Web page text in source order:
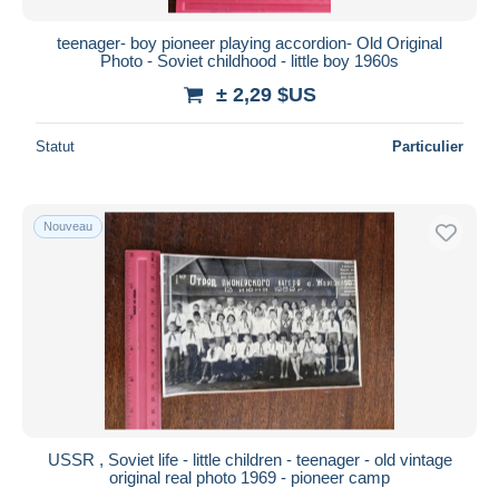
teenager- boy pioneer playing accordion- Old Original
Photo - Soviet childhood - little boy 1960s
± 2,29 $US
Statut Particulier
Nouveau
USSR , Soviet life - little children - teenager - old vintage
original real photo 1969 - pioneer camp